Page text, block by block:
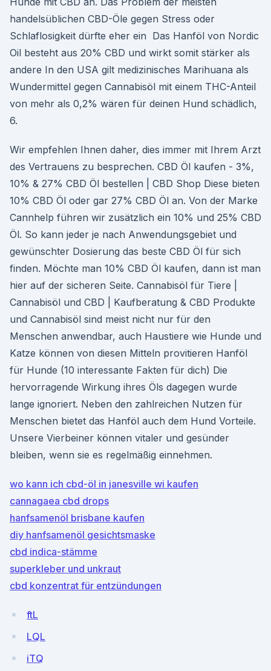
handelsüblichen CBD-Öle gegen Stress oder
Schlaflosigkeit dürfte eher ein Das Hanföl von Nordic
Oil besteht aus 20% CBD und wirkt somit stärker als
andere In den USA gilt medizinisches Marihuana als
Wundermittel gegen Cannabisöl mit einem THC-Anteil
von mehr als 0,2% wären für deinen Hund schädlich,
6.
Wir empfehlen Ihnen daher, dies immer mit Ihrem Arzt
des Vertrauens zu besprechen. CBD Öl kaufen - 3%,
10% & 27% CBD Öl bestellen | CBD Shop Diese bieten
10% CBD Öl oder gar 27% CBD Öl an. Von der Marke
Cannhelp führen wir zusätzlich ein 10% und 25% CBD
Öl. So kann jeder je nach Anwendungsgebiet und
gewünschter Dosierung das beste CBD Öl für sich
finden. Möchte man 10% CBD Öl kaufen, dann ist man
hier auf der sicheren Seite. Cannabisöl für Tiere |
Cannabisöl und CBD | Kaufberatung & CBD Produkte
und Cannabisöl sind meist nicht nur für den
Menschen anwendbar, auch Haustiere wie Hunde und
Katze können von diesen Mitteln provitieren Hanföl
für Hunde (10 interessante Fakten für dich) Die
hervorragende Wirkung ihres Öls dagegen wurde
lange ignoriert. Neben den zahlreichen Nutzen für
Menschen bietet das Hanföl auch dem Hund Vorteile.
Unsere Vierbeiner können vitaler und gesünder
bleiben, wenn sie es regelmäßig einnehmen.
wo kann ich cbd-öl in janesville wi kaufen
cannagaea cbd drops
hanfsamenöl brisbane kaufen
diy hanfsamenöl gesichtsmaske
cbd indica-stämme
superkleber und unkraut
cbd konzentrat für entzündungen
ftL
LQL
iTQ